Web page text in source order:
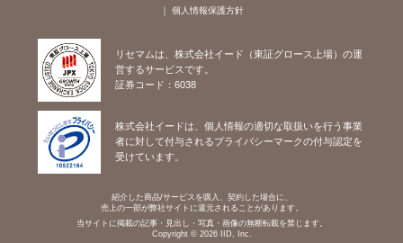
個人情報保護方針
リセマムは、株式会社イード（東証グロース上場）の運
営するサービスです。
証券コード：6038
株式会社イードは、個人情報の適切な取扱いを行う事業
者に対して付与されるプライバシーマークの付与認定を
受けています。
紹介した商品/サービスを購入、契約した場合に、
売上の一部が弊社サイトに還元されることがあります。
当サイトに掲載の記事・見出し・写真・画像の無断転載を禁じます。
Copyright © 2026 IID, Inc.